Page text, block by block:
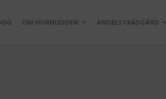
OM HORNUDDEN ANDELSTRÄDGÅRD